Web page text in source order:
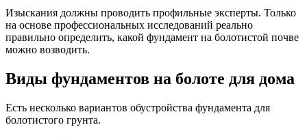
Изыскания должны проводить профильные эксперты. Только
на основе профессиональных исследований реально
правильно определить, какой фундамент на болотистой почве
можно возводить.
Виды фундаментов на болоте для дома
Есть несколько вариантов обустройства фундамента для
болотистого грунта.